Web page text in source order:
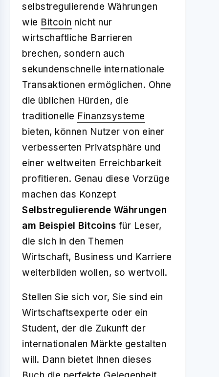
selbstregulierende Währungen
wie Bitcoin nicht nur
wirtschaftliche Barrieren
brechen, sondern auch
sekundenschnelle internationale
Transaktionen ermöglichen. Ohne
die üblichen Hürden, die
traditionelle Finanzsysteme
bieten, können Nutzer von einer
verbesserten Privatsphäre und
einer weltweiten Erreichbarkeit
profitieren. Genau diese Vorzüge
machen das Konzept
Selbstregulierende Währungen
am Beispiel Bitcoins für Leser,
die sich in den Themen
Wirtschaft, Business und Karriere
weiterbilden wollen, so wertvoll.
Stellen Sie sich vor, Sie sind ein
Wirtschaftsexperte oder ein
Student, der die Zukunft der
internationalen Märkte gestalten
will. Dann bietet Ihnen dieses